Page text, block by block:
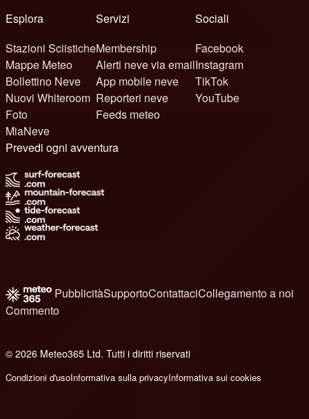
Esplora
Stazioni Sciistiche
Mappe Meteo
Bollettino Neve
Nuovi Whiteroom
Foto
MiaNeve
Servizi
Membership
Alerti neve via email
App mobile neve
Reporteri neve
Feeds meteo
Sociali
Facebook
Instagram
TikTok
YouTube
Prevedi ogni avventura
PubblicitàSupportoContattaciCollegamento a noi
Commento
© 2026 Meteo365 Ltd. Tutti i diritti riservati
Condizioni d'usoInformativa sulla privacyInformativa sui cookies